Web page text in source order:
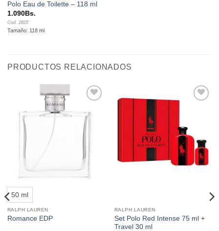
Polo Eau de Toilette – 118 ml
1.090Bs.
Cod. 2825
Tamaño: 118 ml
PRODUCTOS RELACIONADOS
a la
lista de
deseos
50 ml
RALPH LAUREN
Romance EDP
deseos
RALPH LAUREN
Set Polo Red Intense 75 ml +
Travel 30 ml